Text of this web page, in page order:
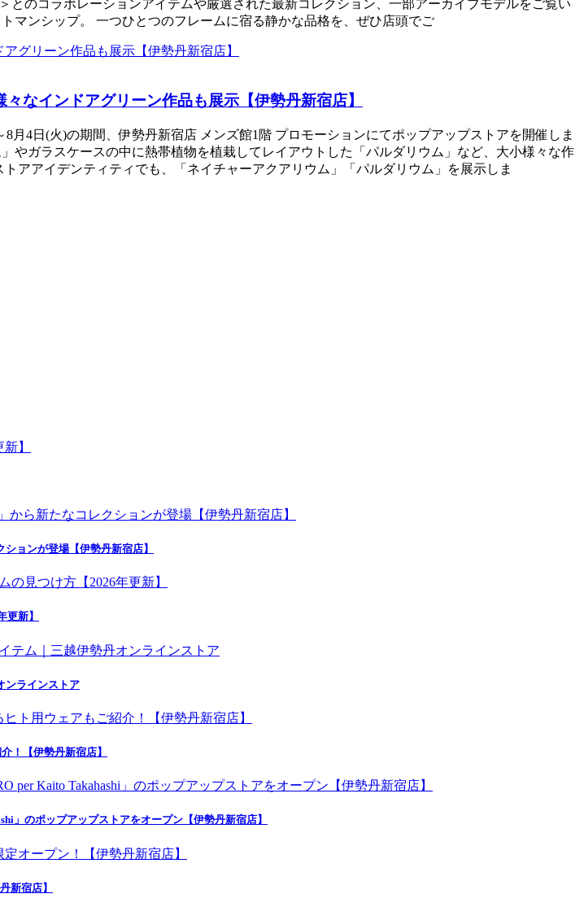
とのコラボレーションアイテムや厳選された最新コレクション、一部アーカイブモデルをご覧い
マンシップ。 一つひとつのフレームに宿る静かな品格を、ぜひ店頭でご
なインドアグリーン作品も展示【伊勢丹新宿店】
4日(火)の期間、伊勢丹新宿店 メンズ館1階 プロモーションにてポップアップストアを開催しま
やガラスケースの中に熱帯植物を植栽してレイアウトした「パルダリウム」など、大小様々な作
アアイデンティティでも、「ネイチャーアクアリウム」「パルダリウム」を展示しま
ョンが登場【伊勢丹新宿店】
新】
ンラインストア
！【伊勢丹新宿店】
」のポップアップストアをオープン【伊勢丹新宿店】
新宿店】